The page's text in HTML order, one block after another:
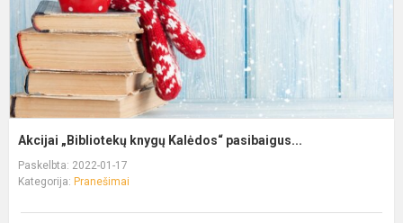
Akcijai „Bibliotekų knygų Kalėdos“ pasibaigus...
Paskelbta: 2022-01-17
Kategorija: Pranešimai